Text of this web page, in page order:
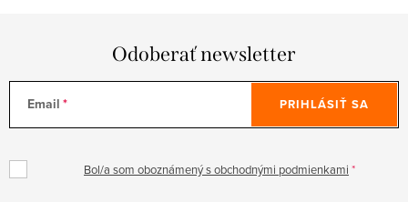
Odoberať newsletter
Email
Bol/a som oboznámený s obchodnými podmienkami
PRIHLÁSIŤ SA